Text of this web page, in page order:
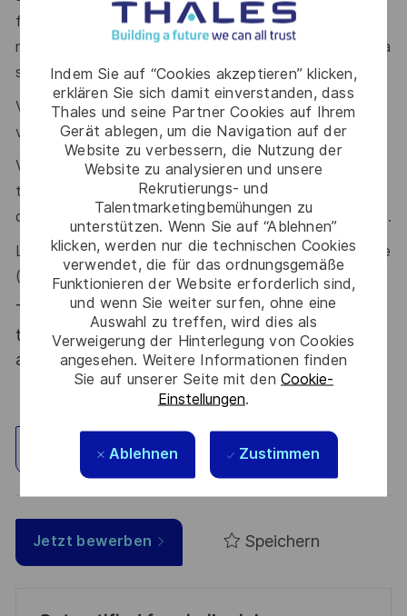
Indem Sie auf “Cookies akzeptieren” klicken,
erklären Sie sich damit einverstanden, dass
Thales und seine Partner Cookies auf Ihrem
Gerät ablegen, um die Navigation auf der
Website zu verbessern, die Nutzung der
Website zu analysieren und unsere
Rekrutierungs- und
Talentmarketingbemühungen zu
unterstützen. Wenn Sie auf “Ablehnen”
klicken, werden nur die technischen Cookies
verwendet, die für das ordnungsgemäße
Funktionieren der Website erforderlich sind,
und wenn Sie weiter surfen, ohne eine
Auswahl zu treffen, wird dies als
Verweigerung der Hinterlegung von Cookies
angesehen. Weitere Informationen finden
Sie auf unserer Seite mit den Cookie-
Einstellungen.
Ablehnen Zustimmen
formation de 6 mois (environ jusqu'à Avril 2027) est
nécessaire sur ce poste impliquant des déplacements la
semaine sur notre site de Limours (91).
Votre capacité à piloter en transverse, votre rigueur et
votre sens de la priorisation sont reconnus.
Vos qualités de communication et votre goût pour le
travail en équipe vous permettent de fédérer et
d’engager des acteurs variés autour des objectifs série.
La connaissance des méthodes d’amélioration continue
(Lean, 9S, QRQC) serait appréciée.
Thales, entreprise Handi-Engagée, reconnait
tous les talents. La diversité est notre meilleur
atout. Postulez et rejoignez nous !
Standort erkunden
Jetzt bewerben Speichern